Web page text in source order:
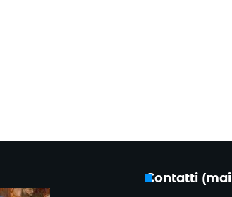
Contatti